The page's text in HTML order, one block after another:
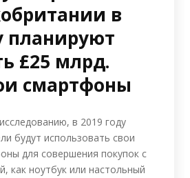
в
планируют
£25 млрд.
смартфоны
в 2019 году
будут использовать свои
для совершения покупок с
как ноутбук или настольный